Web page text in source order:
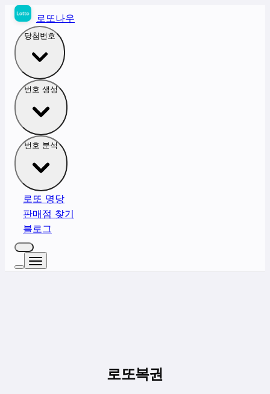
로또나우
당첨번호
번호 생성
번호 분석
로또 명당
판매점 찾기
블로그
로또복권